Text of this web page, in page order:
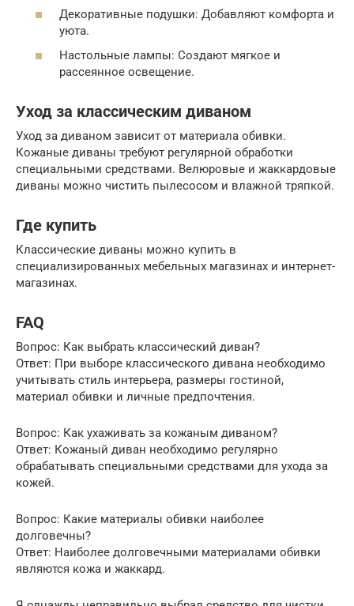
Декоративные подушки: Добавляют комфорта и
уюта.
Настольные лампы: Создают мягкое и
рассеянное освещение.
Уход за классическим диваном
Уход за диваном зависит от материала обивки.
Кожаные диваны требуют регулярной обработки
специальными средствами. Велюровые и жаккардовые
диваны можно чистить пылесосом и влажной тряпкой.
Где купить
Классические диваны можно купить в
специализированных мебельных магазинах и интернет-
магазинах.
FAQ
Вопрос: Как выбрать классический диван?
Ответ: При выборе классического дивана необходимо
учитывать стиль интерьера, размеры гостиной,
материал обивки и личные предпочтения.
Вопрос: Как ухаживать за кожаным диваном?
Ответ: Кожаный диван необходимо регулярно
обрабатывать специальными средствами для ухода за
кожей.
Вопрос: Какие материалы обивки наиболее
долговечны?
Ответ: Наиболее долговечными материалами обивки
являются кожа и жаккард.